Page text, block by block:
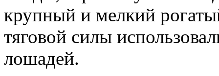
крупный и мелкий
тяговой силы
лошадей.